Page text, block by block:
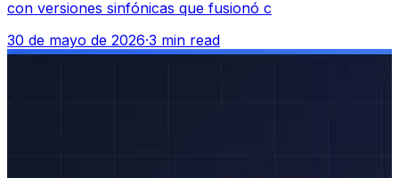
con versiones sinfónicas que fusionó c
30 de mayo de 2026·3 min read